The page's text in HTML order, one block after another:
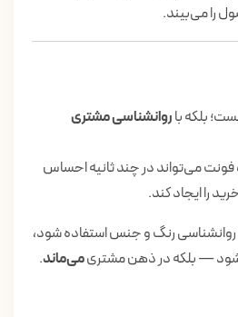
بلکه باروانشناسی مشتری
می‌تواند در چند ثانیه احساس
را ایجاد کند.
روانشناسی رنگ و جنس استفاده شود،
— بلکه در ذهن مشتریمی‌ماند.